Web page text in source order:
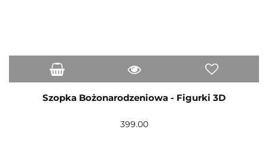
Szopka Bożonarodzeniowa - Figurki 3D
399.00